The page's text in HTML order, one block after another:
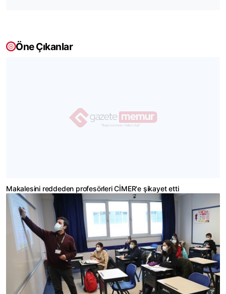
Öne Çıkanlar
Makalesini reddeden profesörleri CİMER'e şikayet etti